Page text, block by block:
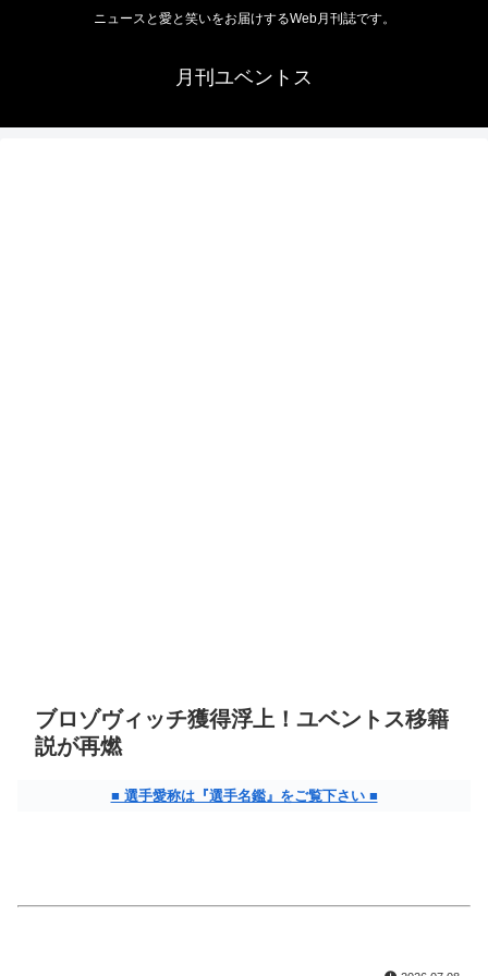
ニュースと愛と笑いをお届けするWeb月刊誌です。
月刊ユベントス
ブロゾヴィッチ獲得浮上！ユベントス移籍
説が再燃
■ 選手愛称は『選手名鑑』をご覧下さい ■